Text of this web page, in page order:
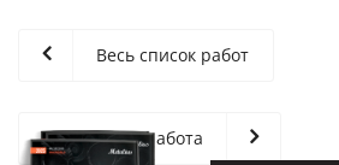
Весь список работ
Следующая работа